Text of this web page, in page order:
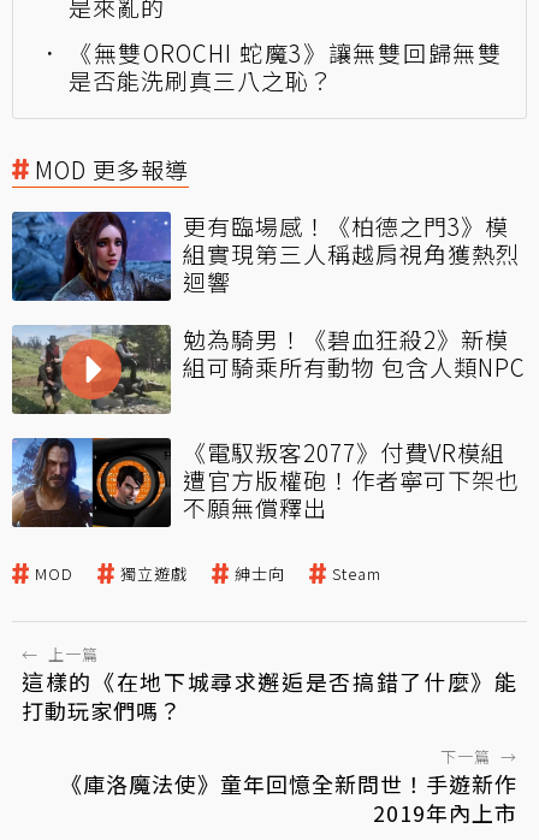
《無雙OROCHI 蛇魔3》讓無雙回歸無雙
是否能洗刷真三八之恥？
MOD 更多報導
更有臨場感！《柏德之門3》模
組實現第三人稱越肩視角獲熱烈
迴響
勉為騎男！《碧血狂殺2》新模
組可騎乘所有動物 包含人類NPC
《電馭叛客2077》付費VR模組
遭官方版權砲！作者寧可下架也
不願無償釋出
MOD 獨立遊戲 紳士向 Steam
← 上一篇
這樣的《在地下城尋求邂逅是否搞錯了什麼》能
打動玩家們嗎？
下一篇 →
《庫洛魔法使》童年回憶全新問世！手遊新作
2019年內上市